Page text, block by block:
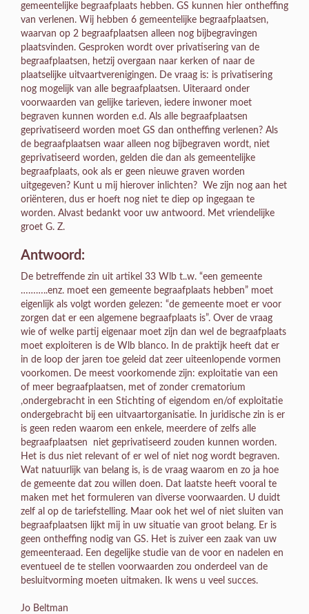
gemeentelijke begraafplaats hebben. GS kunnen hier ontheffing
van verlenen. Wij hebben 6 gemeentelijke begraafplaatsen,
waarvan op 2 begraafplaatsen alleen nog bijbegravingen
plaatsvinden. Gesproken wordt over privatisering van de
begraafplaatsen, hetzij overgaan naar kerken of naar de
plaatselijke uitvaartverenigingen. De vraag is: is privatisering
nog mogelijk van alle begraafplaatsen. Uiteraard onder
voorwaarden van gelijke tarieven, iedere inwoner moet
begraven kunnen worden e.d. Als alle begraafplaatsen
geprivatiseerd worden moet GS dan ontheffing verlenen? Als
de begraafplaatsen waar alleen nog bijbegraven wordt, niet
geprivatiseerd worden, gelden die dan als gemeentelijke
begraafplaats, ook als er geen nieuwe graven worden
uitgegeven? Kunt u mij hierover inlichten? We zijn nog aan het
oriënteren, dus er hoeft nog niet te diep op ingegaan te
worden. Alvast bedankt voor uw antwoord. Met vriendelijke
groet G. Z.
Antwoord:
De betreffende zin uit artikel 33 Wlb t..w. “een gemeente
………..enz. moet een gemeente begraafplaats hebben” moet
eigenlijk als volgt worden gelezen: “de gemeente moet er voor
zorgen dat er een algemene begraafplaats is”. Over de vraag
wie of welke partij eigenaar moet zijn dan wel de begraafplaats
moet exploiteren is de Wlb blanco. In de praktijk heeft dat er
in de loop der jaren toe geleid dat zeer uiteenlopende vormen
voorkomen. De meest voorkomende zijn: exploitatie van een
of meer begraafplaatsen, met of zonder crematorium
,ondergebracht in een Stichting of eigendom en/of exploitatie
ondergebracht bij een uitvaartorganisatie. In juridische zin is er
is geen reden waarom een enkele, meerdere of zelfs alle
begraafplaatsen niet geprivatiseerd zouden kunnen worden.
Het is dus niet relevant of er wel of niet nog wordt begraven.
Wat natuurlijk van belang is, is de vraag waarom en zo ja hoe
de gemeente dat zou willen doen. Dat laatste heeft vooral te
maken met het formuleren van diverse voorwaarden. U duidt
zelf al op de tariefstelling. Maar ook het wel of niet sluiten van
begraafplaatsen lijkt mij in uw situatie van groot belang. Er is
geen ontheffing nodig van GS. Het is zuiver een zaak van uw
gemeenteraad. Een degelijke studie van de voor en nadelen en
eventueel de te stellen voorwaarden zou onderdeel van de
besluitvorming moeten uitmaken. Ik wens u veel succes.
Jo Beltman